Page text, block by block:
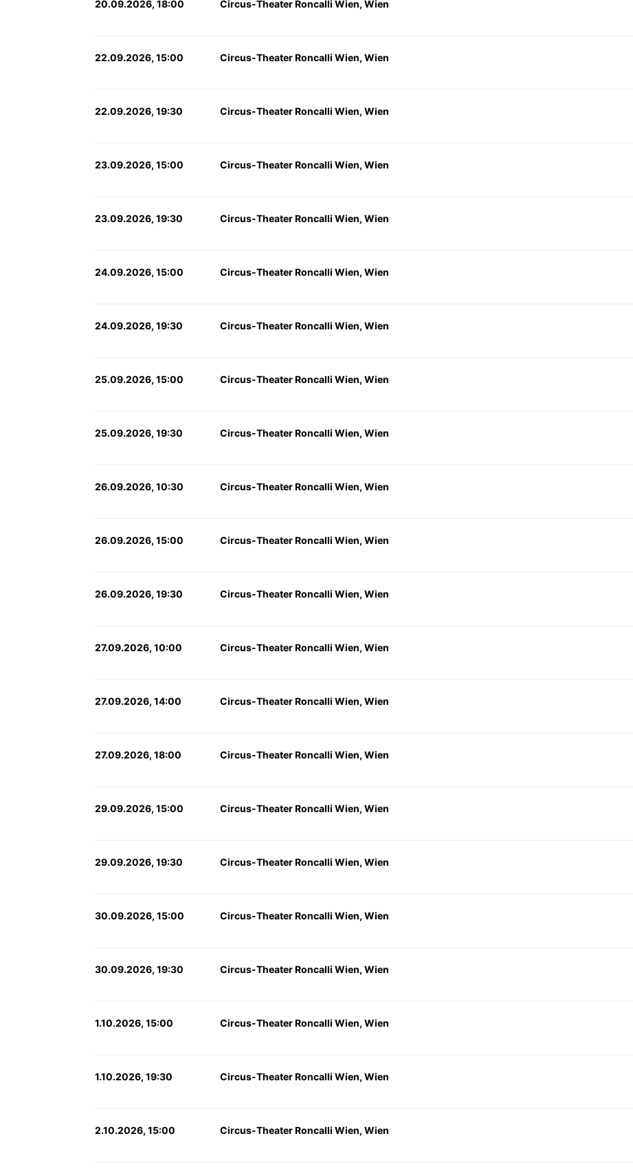
20.09.2026, 18:00 Circus-Theater Roncalli Wien, Wien
22.09.2026, 15:00 Circus-Theater Roncalli Wien, Wien
22.09.2026, 19:30 Circus-Theater Roncalli Wien, Wien
23.09.2026, 15:00 Circus-Theater Roncalli Wien, Wien
23.09.2026, 19:30 Circus-Theater Roncalli Wien, Wien
24.09.2026, 15:00 Circus-Theater Roncalli Wien, Wien
24.09.2026, 19:30 Circus-Theater Roncalli Wien, Wien
25.09.2026, 15:00 Circus-Theater Roncalli Wien, Wien
25.09.2026, 19:30 Circus-Theater Roncalli Wien, Wien
26.09.2026, 10:30 Circus-Theater Roncalli Wien, Wien
26.09.2026, 15:00 Circus-Theater Roncalli Wien, Wien
26.09.2026, 19:30 Circus-Theater Roncalli Wien, Wien
27.09.2026, 10:00 Circus-Theater Roncalli Wien, Wien
27.09.2026, 14:00 Circus-Theater Roncalli Wien, Wien
27.09.2026, 18:00 Circus-Theater Roncalli Wien, Wien
29.09.2026, 15:00 Circus-Theater Roncalli Wien, Wien
29.09.2026, 19:30 Circus-Theater Roncalli Wien, Wien
30.09.2026, 15:00 Circus-Theater Roncalli Wien, Wien
30.09.2026, 19:30 Circus-Theater Roncalli Wien, Wien
1.10.2026, 15:00 Circus-Theater Roncalli Wien, Wien
1.10.2026, 19:30 Circus-Theater Roncalli Wien, Wien
2.10.2026, 15:00 Circus-Theater Roncalli Wien, Wien